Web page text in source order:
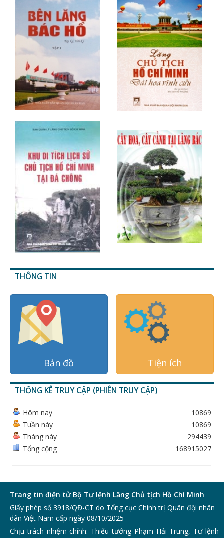
THÔNG TIN
Bản đồ Tiện ích
THỐNG KÊ TRUY CẬP (PHIÊN TRUY CẬP)
Hôm nay
Tuần này
Tháng này
Tổng cộng
10869
10869
294439
168915027
Trang tin điện tử Bộ Tư lệnh Lăng Chủ tịch Hồ Chí Minh
Giấy phép số 3918/QĐ-CT do Tổng cục Chính trị Quân đội nhân
dân Việt Nam cấp ngày 08/10/2025
Chịu trách nhiệm chính: Thiếu tướng Phạm Hải Trung, Tư lệnh